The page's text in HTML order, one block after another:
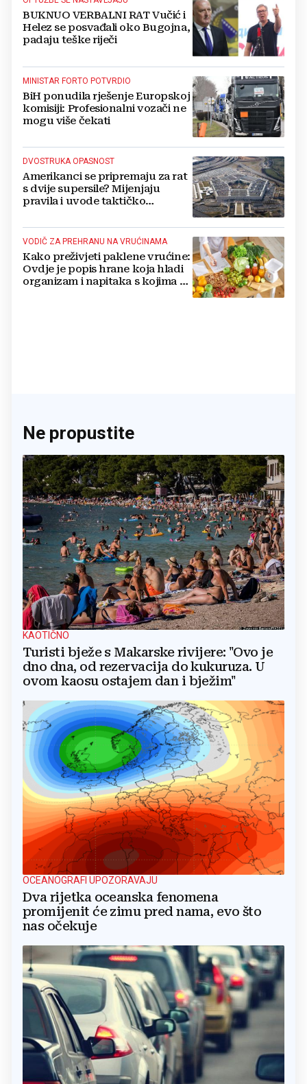
BUKNUO VERBALNI RAT Vučić i
Helez se posvađali oko Bugojna,
padaju teške riječi
MINISTAR FORTO POTVRDIO
BiH ponudila rješenje Europskoj
komisiji: Profesionalni vozači ne
mogu više čekati
DVOSTRUKA OPASNOST
Amerikanci se pripremaju za rat
s dvije supersile? Mijenjaju
pravila i uvode taktičko
VODIČ ZA PREHRANU NA VRUĆINAMA
Kako preživjeti paklene vrućine:
Ovdje je popis hrane koja hladi
organizam i napitaka s kojima si
Ne propustite
KAOTIČNO
Turisti bježe s Makarske rivijere: "Ovo je
dno dna, od rezervacija do kukuruza. U
ovom kaosu ostajem dan i bježim"
OCEANOGRAFI UPOZORAVAJU
Dva rijetka oceanska fenomena
promijenit će zimu pred nama, evo što
nas očekuje